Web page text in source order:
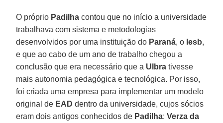
O próprio Padilha contou que no início a universidade
trabalhava com sistema e metodologias
desenvolvidos por uma instituição do Paraná, o Iesb,
e que ao cabo de um ano de trabalho chegou a
conclusão que era necessário que a Ulbra tivesse
mais autonomia pedagógica e tecnológica. Por isso,
foi criada uma empresa para implementar um modelo
original de EAD dentro da universidade, cujos sócios
eram dois antigos conhecidos de Padilha: Verza da